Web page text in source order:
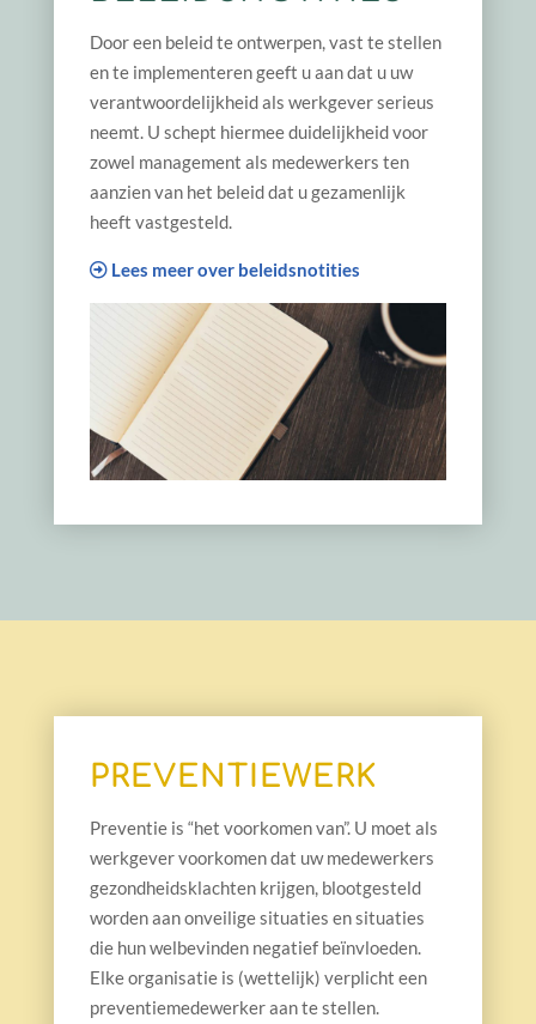
Door een beleid te ontwerpen, vast te stellen
en te implementeren geeft u aan dat u uw
verantwoordelijkheid als werkgever serieus
neemt. U schept hiermee duidelijkheid voor
zowel management als medewerkers ten
aanzien van het beleid dat u gezamenlijk
heeft vastgesteld.
Lees meer over beleidsnotities
PREVENTIEWERK
Preventie is “het voorkomen van”. U moet als
werkgever voorkomen dat uw medewerkers
gezondheidsklachten krijgen, blootgesteld
worden aan onveilige situaties en situaties
die hun welbevinden negatief beïnvloeden.
Elke organisatie is (wettelijk) verplicht een
preventiemedewerker aan te stellen.